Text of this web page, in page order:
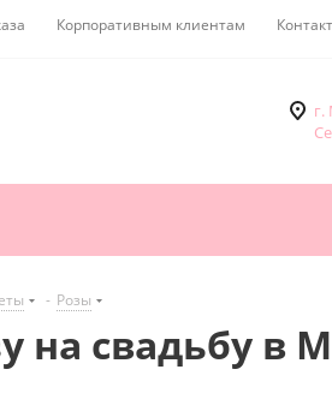
Корпоративным клиентам
г.
- Розы
на свадьбу в